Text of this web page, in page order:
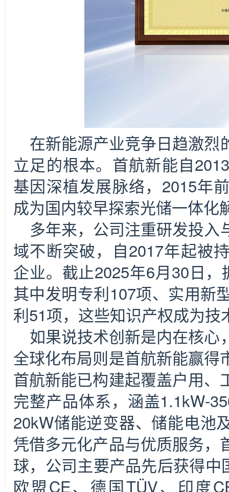
在新能源产业竞争日趋激烈
立足的根本。首航新能自
基因深植发展脉络，2015年
成为国内较早探索光储一体化
多年来，公司注重研发投入
域不断突破，自2017年起被
企业。截止2025年6月30日
其中发明专利107项、实用新
利51项，这些知识产权成为技
如果说技术创新是内在核心
全球化布局则是首航新能赢得
首航新能已构建起覆盖户用、
完整产品体系，涵盖1.1kW-
20kW储能逆变器、储能电池
凭借多元化产品与优质服务，
球，公司主要产品先后获得中
欧盟CE、德国TÜV、印度